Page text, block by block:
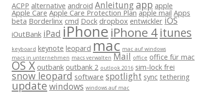
ACPP alternative android Anleitung app apple
Apple Care Apple Care Protection Plan apple mail Apps
beta Borderlinx cmd Dock dropbox entwickler iOS
iOutBank iPad iPhone iPhone 4itunes
keyboard keynote leopard mac mac auf windows
macs in unternehmen macs verwalten Mail office office für mac
OS X outbank outbank 2 outlook 2016 sim-lock frei
snow leopard software spotlight sync tethering
update windows windows auf mac